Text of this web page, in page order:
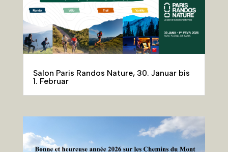
Salon Paris Randos Nature, 30. Januar bis
1. Februar